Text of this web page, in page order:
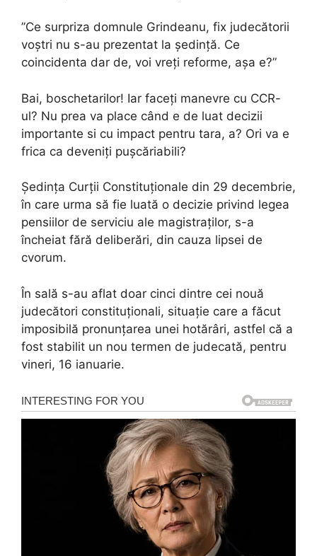
”Ce surpriza domnule Grindeanu, fix judecătorii
voștri nu s-au prezentat la ședință. Ce
coincidenta dar de, voi vreți reforme, așa e?”
Bai, boschetarilor! Iar faceți manevre cu CCR-
ul? Nu prea va place când e de luat decizii
importante si cu impact pentru tara, a? Ori va e
frica ca deveniți pușcăriabili?
Ședința Curții Constituționale din 29 decembrie,
în care urma să fie luată o decizie privind legea
pensiilor de serviciu ale magistraților, s-a
încheiat fără deliberări, din cauza lipsei de
cvorum.
În sală s-au aflat doar cinci dintre cei nouă
judecători constituționali, situație care a făcut
imposibilă pronunțarea unei hotărâri, astfel că a
fost stabilit un nou termen de judecată, pentru
vineri, 16 ianuarie.